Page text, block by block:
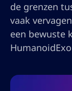
de grenzen
vaak
een bewuste